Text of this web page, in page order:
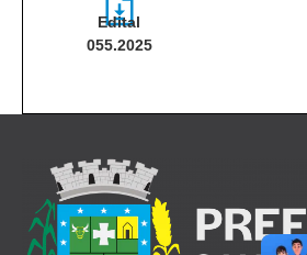
Edital-
Edital
055.2025